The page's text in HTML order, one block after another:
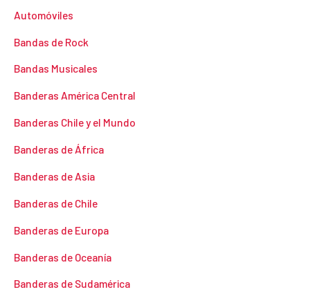
Automóviles
Bandas de Rock
Bandas Musicales
Banderas América Central
Banderas Chile y el Mundo
Banderas de África
Banderas de Asia
Banderas de Chile
Banderas de Europa
Banderas de Oceanía
Banderas de Sudamérica